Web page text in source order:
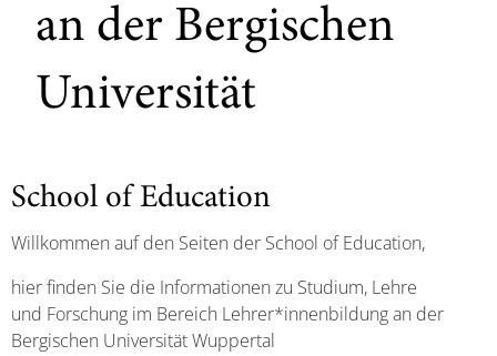
an der Bergischen
Universität
School of Education
Willkommen auf den Seiten der School of Education,
hier finden Sie die Informationen zu Studium, Lehre
und Forschung im Bereich Lehrer*innenbildung an der
Bergischen Universität Wuppertal